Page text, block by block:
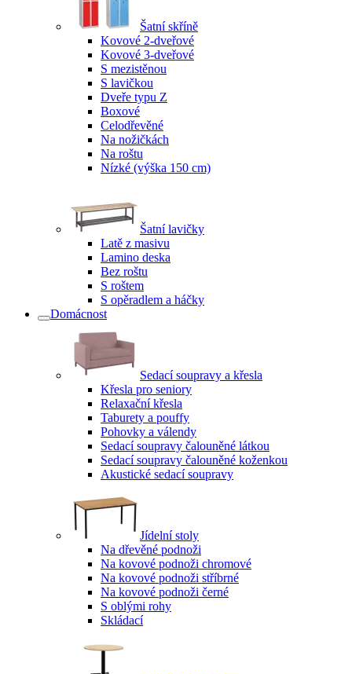
Šatní skříně
Kovové 2-dveřové
Kovové 3-dveřové
S mezistěnou
S lavičkou
Dveře typu Z
Boxové
Celodřevěné
Na nožičkách
Na roštu
Nízké (výška 150 cm)
Šatní lavičky
Latě z masivu
Lamino deska
Bez roštu
S roštem
S opěradlem a háčky
Domácnost
Sedací soupravy a křesla
Křesla pro seniory
Relaxační křesla
Taburety a pouffy
Pohovky a válendy
Sedací soupravy čalouněné látkou
Sedací soupravy čalouněné koženkou
Akustické sedací soupravy
Jídelní stoly
Na dřevěné podnoži
Na kovové podnoži chromové
Na kovové podnoži stříbrné
Na kovové podnoži černé
S oblými rohy
Skládací